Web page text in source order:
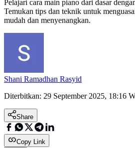
Pelajari cara main piano dari dasar
Temukan tips dan teknik untuk
mudah dan menyenangkan.
Shani Ramadhan Rasyid
Diterbitkan: 29 September 2025, 18:16
Share
Copy Link